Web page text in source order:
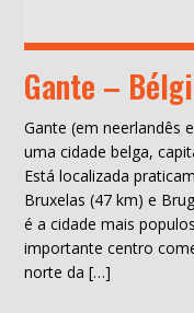
Gante –
Gante (em neerlandês
uma cidade belga,
Está localizada
Bruxelas (47 km) e
é a cidade mais
importante centro
norte da […]